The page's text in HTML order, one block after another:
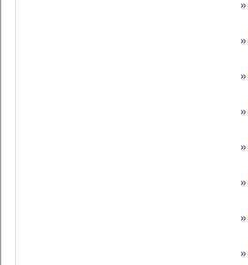
»
»
»
»
»
»
»
»